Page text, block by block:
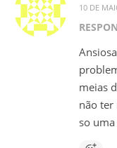
10 DE
meias
não ter
so uma